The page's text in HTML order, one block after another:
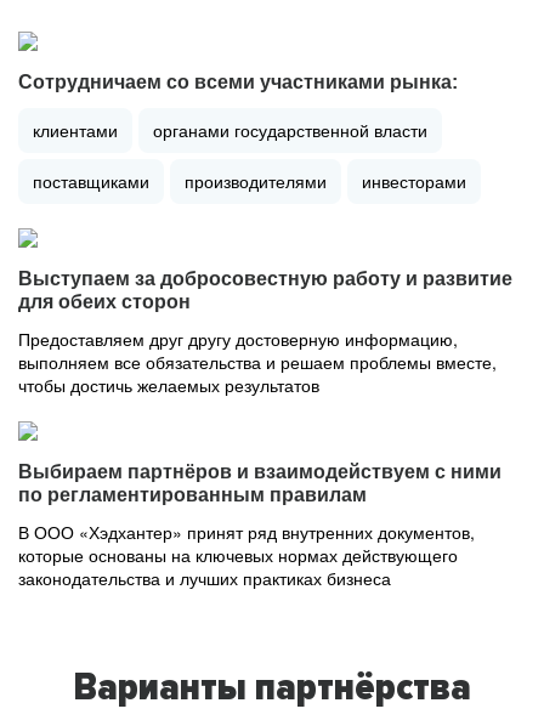
Сотрудничаем со всеми участниками рынка:
клиентами органами государственной власти
поставщиками производителями инвесторами
Выступаем за добросовестную работу и развитие
для обеих сторон
Предоставляем друг другу достоверную информацию,
выполняем все обязательства и решаем проблемы вместе,
чтобы достичь желаемых результатов
Выбираем партнёров и взаимодействуем с ними
по регламентированным правилам
В ООО «Хэдхантер» принят ряд внутренних документов,
которые основаны на ключевых нормах действующего
законодательства и лучших практиках бизнеса
Варианты партнёрства